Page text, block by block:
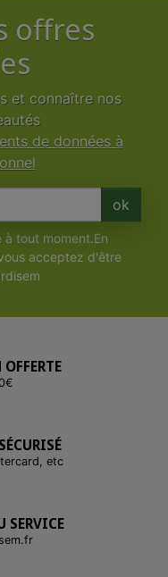
offres
et connaître nos
de données à
ok
tout moment.En
acceptez d'être
etc
SERVICE